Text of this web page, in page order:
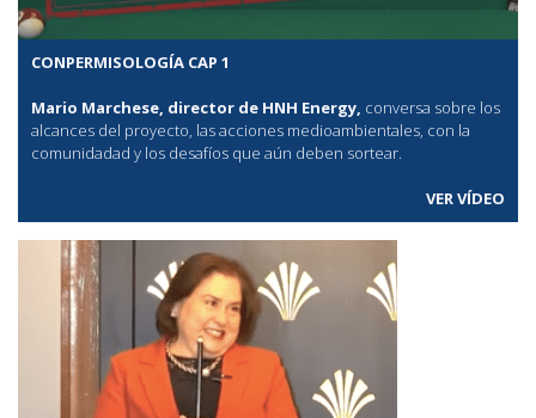
CONPERMISOLOGÍA CAP 1
Mario Marchese, director de HNH Energy, conversa sobre los
alcances del proyecto, las acciones medioambientales, con la
comunidadad y los desafíos que aún deben sortear.
VER VÍDEO